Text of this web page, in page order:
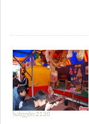
ნახვები:2120